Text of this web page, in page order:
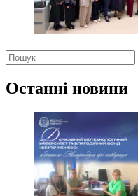
результатів
Останні новини